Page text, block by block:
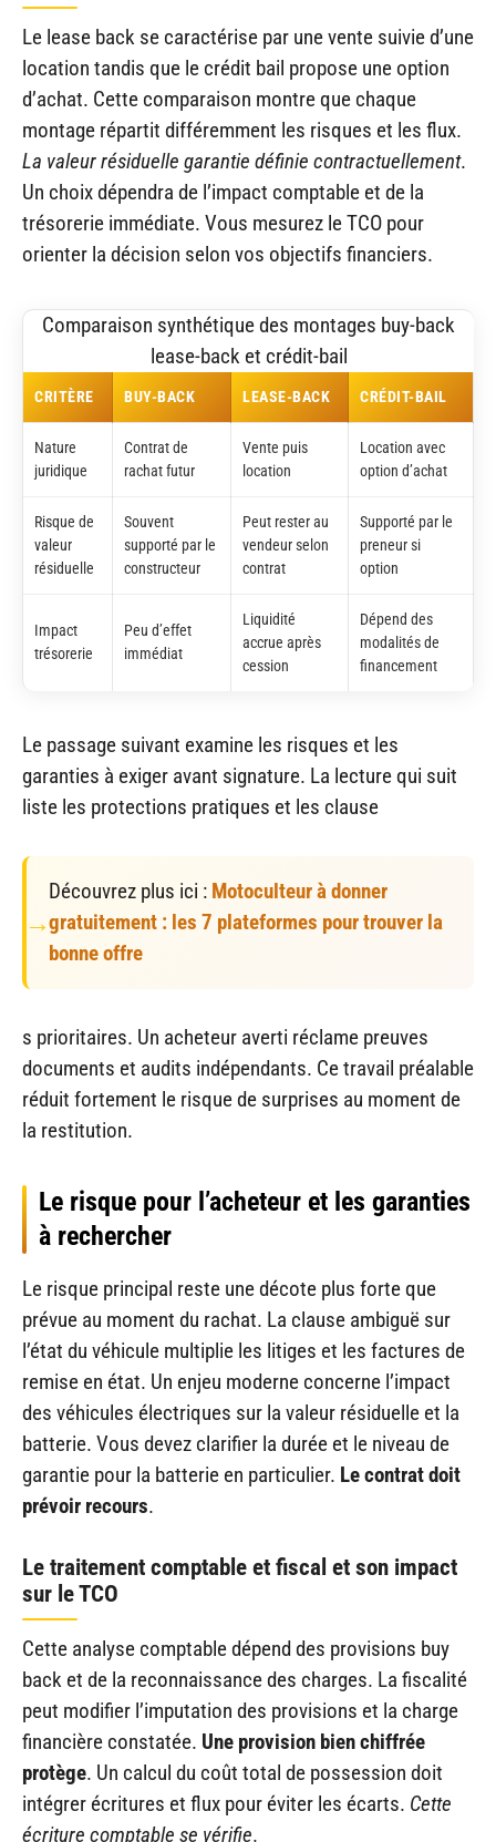
Le lease back se caractérise par une vente suivie d’une
location tandis que le crédit bail propose une option
d’achat. Cette comparaison montre que chaque
montage répartit différemment les risques et les flux.
La valeur résiduelle garantie définie contractuellement.
Un choix dépendra de l’impact comptable et de la
trésorerie immédiate. Vous mesurez le TCO pour
orienter la décision selon vos objectifs financiers.
Comparaison synthétique des montages buy-back
lease-back et crédit-bail
CRITÈRE BUY-BACK LEASE-BACK CRÉDIT-BAIL
Nature
juridique
Contrat de
rachat futur
Vente puis
location
Location avec
option d’achat
Risque de
valeur
résiduelle
Souvent
supporté par le
constructeur
Peut rester au
vendeur selon
contrat
Supporté par le
preneur si
option
Impact
trésorerie
Peu d’effet
immédiat
Liquidité
accrue après
cession
Dépend des
modalités de
financement
Le passage suivant examine les risques et les
garanties à exiger avant signature. La lecture qui suit
liste les protections pratiques et les clause
Découvrez plus ici : Motoculteur à donner
gratuitement : les 7 plateformes pour trouver la
bonne offre
s prioritaires. Un acheteur averti réclame preuves
documents et audits indépendants. Ce travail préalable
réduit fortement le risque de surprises au moment de
la restitution.
Le risque pour l’acheteur et les garanties
à rechercher
Le risque principal reste une décote plus forte que
prévue au moment du rachat. La clause ambiguë sur
l’état du véhicule multiplie les litiges et les factures de
remise en état. Un enjeu moderne concerne l’impact
des véhicules électriques sur la valeur résiduelle et la
batterie. Vous devez clarifier la durée et le niveau de
garantie pour la batterie en particulier. Le contrat doit
prévoir recours.
Le traitement comptable et fiscal et son impact
sur le TCO
Cette analyse comptable dépend des provisions buy
back et de la reconnaissance des charges. La fiscalité
peut modifier l’imputation des provisions et la charge
financière constatée. Une provision bien chiffrée
protège. Un calcul du coût total de possession doit
intégrer écritures et flux pour éviter les écarts. Cette
écriture comptable se vérifie.